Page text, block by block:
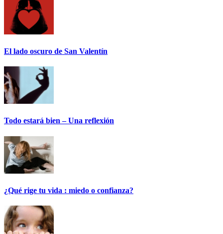
El lado oscuro de San Valentín
Todo estará bien – Una reflexión
¿Qué rige tu vida : miedo o confianza?